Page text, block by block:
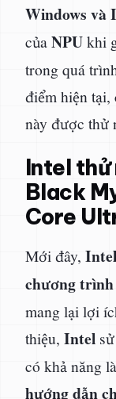
Windows và
củaNPUkhi
trong quá
điểm hiện
này được thử
Intel thử
Black
Core
Mới đây, Intel
chương
mang lại lợi
thiệu, Intel
có khả năng
hướng dẫn